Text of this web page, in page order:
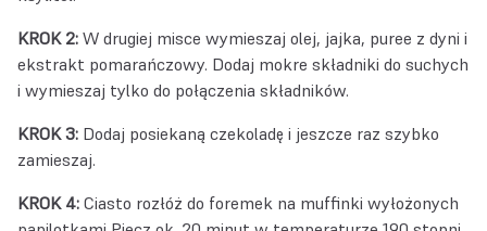
KROK 2: W drugiej misce wymieszaj olej, jajka, puree z dyni i
ekstrakt pomarańczowy. Dodaj mokre składniki do suchych
i wymieszaj tylko do połączenia składników.
KROK 3: Dodaj posiekaną czekoladę i jeszcze raz szybko
zamieszaj.
KROK 4: Ciasto rozłóż do foremek na muffinki wyłożonych